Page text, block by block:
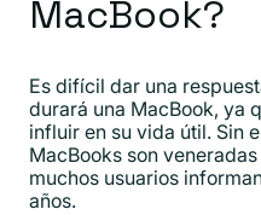
MacBook?
Es difícil dar una
durará una MacBook, ya
influir en su vida útil. Sin
MacBooks son
muchos usuarios
años.